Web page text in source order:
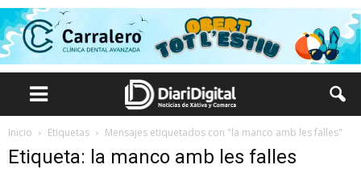
Inicio Etiquetas Mensajes etiquetados con "la manco amb les falles"
Etiqueta: la manco amb les falles